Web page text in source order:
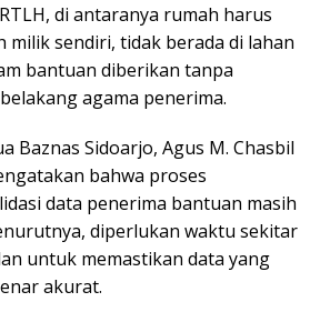
di antaranya rumah harus
milik sendiri, tidak berada di lahan
bantuan diberikan tanpa
agama penerima.
Baznas Sidoarjo, Agus M. Chasbil
bahwa proses
data penerima bantuan masih
diperlukan waktu sekitar
untuk memastikan data yang
akurat.